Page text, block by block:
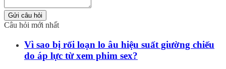
Gửi câu hỏi
Câu hỏi mới nhất
Vì sao bị rối loạn lo âu hiệu suất giường chiếu
do áp lực từ xem phim sex?